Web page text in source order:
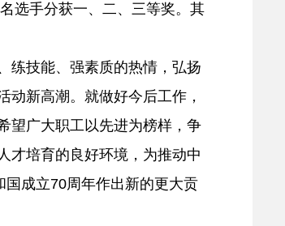
选手分获一、二、三等奖。其
技能、强素质的热情，弘扬
新高潮。就做好今后工作，
望广大职工以先进为榜样，争
才培育的良好环境，为推动中
国成立70周年作出新的更大贡